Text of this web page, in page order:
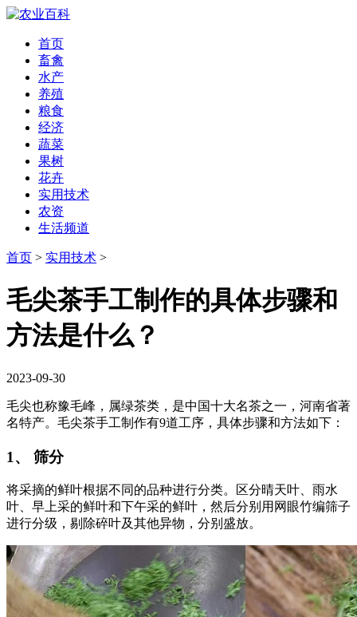
首页
畜禽
水产
养殖
粮食
经济
蔬菜
果树
花卉
实用技术
农资
生活频道
首页 > 实用技术 >
毛尖茶手工制作的具体步骤和
方法是什么？
2023-09-30
毛尖也称豫毛峰，属绿茶类，是中国十大名茶之一，河南省著
名特产。毛尖茶手工制作有9道工序，具体步骤和方法如下：
1、 筛分
将采摘的鲜叶根据不同的品种进行分类。区分晴天叶、雨水
叶、早上采的鲜叶和下午采的鲜叶，然后分别用网眼竹编筛子
进行分级，剔除碎叶及其他异物，分别盛放。